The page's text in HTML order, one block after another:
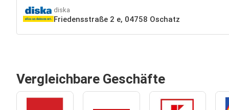
diska
Friedensstraße 2 e, 04758 Oschatz
Vergleichbare Geschäfte